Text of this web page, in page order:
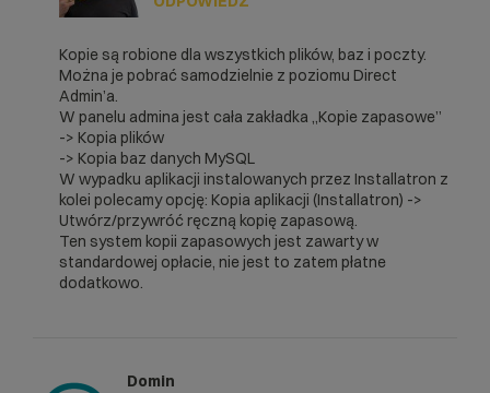
Kopie są robione dla wszystkich plików, baz i poczty.
Można je pobrać samodzielnie z poziomu Direct
Admin’a.
W panelu admina jest cała zakładka „Kopie zapasowe”
-> Kopia plików
-> Kopia baz danych MySQL
W wypadku aplikacji instalowanych przez Installatron z
kolei polecamy opcję: Kopia aplikacji (Installatron) ->
Utwórz/przywróć ręczną kopię zapasową.
Ten system kopii zapasowych jest zawarty w
standardowej opłacie, nie jest to zatem płatne
dodatkowo.
Domin